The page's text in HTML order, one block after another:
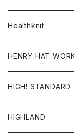
コート
パンツ
Healthknit
HENRY HAT
帽子
HIGH! STANDARD
アウター
HIGHLAND